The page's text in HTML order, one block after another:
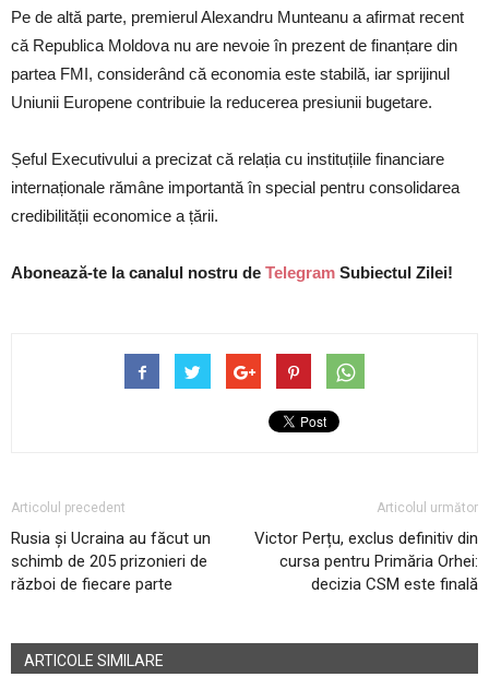
Pe de altă parte, premierul Alexandru Munteanu a afirmat recent
că Republica Moldova nu are nevoie în prezent de finanțare din
partea FMI, considerând că economia este stabilă, iar sprijinul
Uniunii Europene contribuie la reducerea presiunii bugetare.
Șeful Executivului a precizat că relația cu instituțiile financiare
internaționale rămâne importantă în special pentru consolidarea
credibilității economice a țării.
Abonează-te la canalul nostru de Telegram Subiectul Zilei!
Articolul precedent
Rusia și Ucraina au făcut un
schimb de 205 prizonieri de
război de fiecare parte
Articolul următor
Victor Perțu, exclus definitiv din
cursa pentru Primăria Orhei:
decizia CSM este finală
ARTICOLE SIMILARE